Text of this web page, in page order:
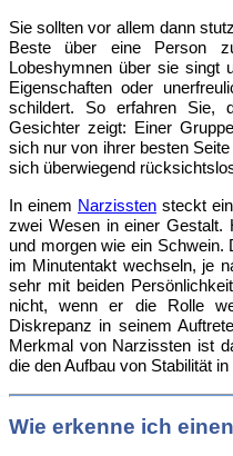
Sie sollten vor allem dann
Beste über eine Person
Lobeshymnen über sie singt
Eigenschaften oder
schildert. So erfahren Sie,
Gesichter zeigt: Einer
sich nur von ihrer besten
sich überwiegend
In einem Narzissten steckt
zwei Wesen in einer Gestalt.
und morgen wie ein Schwein.
im Minutentakt wechseln, je
sehr mit beiden
nicht, wenn er die Rolle
Diskrepanz in seinem
Merkmal von Narzissten ist
die den Aufbau von Stabilität
Wie erkenne ich